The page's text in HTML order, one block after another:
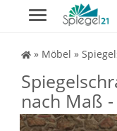
Spiegel Shop
» Möbel »
nach Maß -